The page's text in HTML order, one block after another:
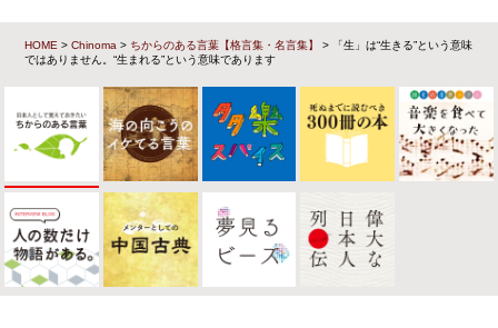
HOME >Chinoma > ちからのある言葉【格言集・名言集】
> 「生」は“生きる”という意味
ではありません。“生まれる”という意味であります